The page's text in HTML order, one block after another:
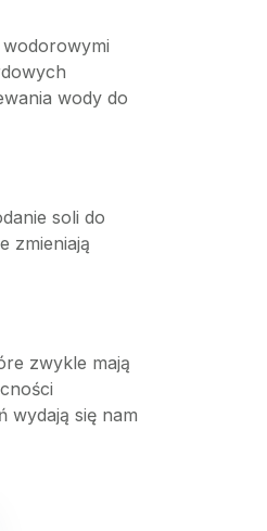
wodorowymi
wody do
soli do
zmieniają
zwykle mają
wydają się nam